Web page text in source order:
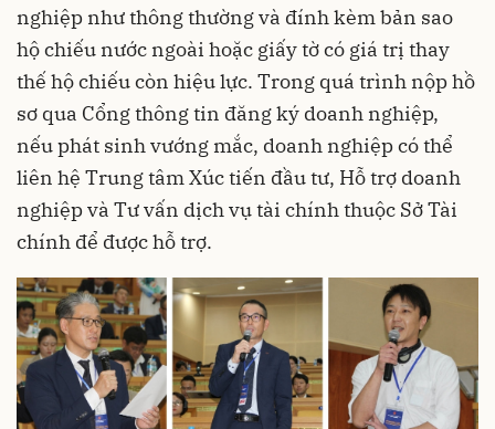
nghiệp như thông thường và đính kèm bản sao
hộ chiếu nước ngoài hoặc giấy tờ có giá trị thay
thế hộ chiếu còn hiệu lực. Trong quá trình nộp hồ
sơ qua Cổng thông tin đăng ký doanh nghiệp,
nếu phát sinh vướng mắc, doanh nghiệp có thể
liên hệ Trung tâm Xúc tiến đầu tư, Hỗ trợ doanh
nghiệp và Tư vấn dịch vụ tài chính thuộc Sở Tài
chính để được hỗ trợ.